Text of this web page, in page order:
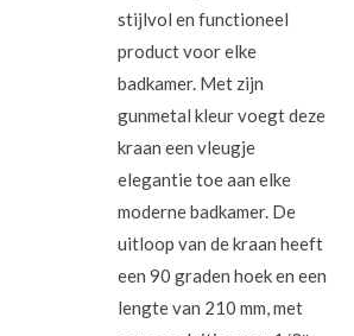
stijlvol en functioneel
product voor elke
badkamer. Met zijn
gunmetal kleur voegt deze
kraan een vleugje
elegantie toe aan elke
moderne badkamer. De
uitloop van de kraan heeft
een 90 graden hoek en een
lengte van 210 mm, met